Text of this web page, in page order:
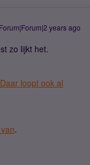
Forum|Forum|2 years ago
zo lijkt het.
Daar loopt ook al
.